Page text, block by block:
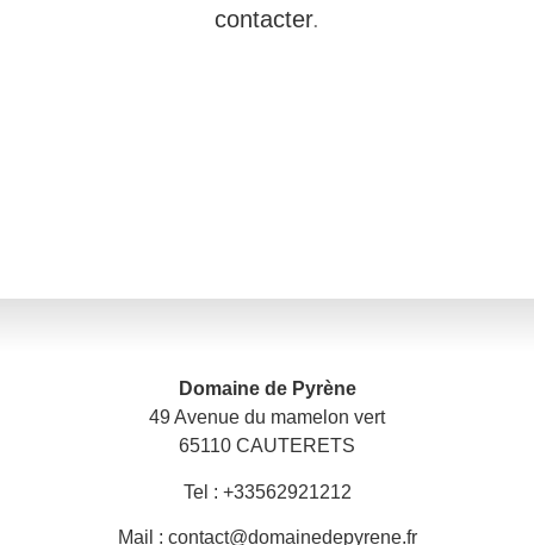
contacter.
Domaine de Pyrène
49 Avenue du mamelon vert
65110 CAUTERETS
Tel : +33562921212
Mail : contact@domainedepyrene.fr